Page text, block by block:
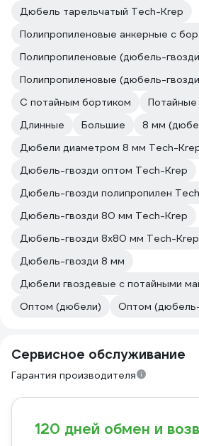
Дюбель тарельчатый Tech-Krep
Полипропиленовые анкерные с
Полипропиленовые (дюбель-
Полипропиленовые (дюбель-
С потайным бортиком
Длинные
Большие
8 мм
Дюбели диаметром 8 мм Tech-
Дюбель-гвозди оптом Tech-Krep
Дюбель-гвозди полипропилен
Дюбель-гвозди 80 мм Tech-Krep
Дюбель-гвозди 8х80 мм Tech-Krep
Дюбель-гвозди 8 мм
Дюбели гвоздевые с потайными
Оптом (дюбели)
Оптом
Сервисное обслуживание
Гарантия производителя
120 дней обмен и